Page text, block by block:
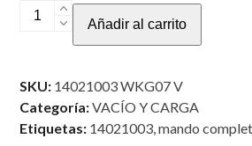
MANDO
COMPLETO
ANALIZADORES
MEMBRANA
cantidad
Añadir al carrito
SKU: 14021003 WKG07 V
Categoría:VACÍO Y CARGA
Etiquetas: 14021003,mando